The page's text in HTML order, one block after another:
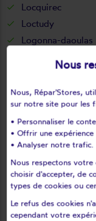
Locquirec
Loctudy
Logonna-daoulas
Melgven
Mespaul
Moëlan-sur-mer
Motreff
Peumerit
Plabennec
Pleyben
Nous
Nous, Répar'Stores,
sur notre site pour les
• Personnaliser le
• Offrir une expérience
• Analyser notre trafic.
Nous respectons
choisir d'accepter, de
types de cookies ou
Le refus des cookies
cependant votre